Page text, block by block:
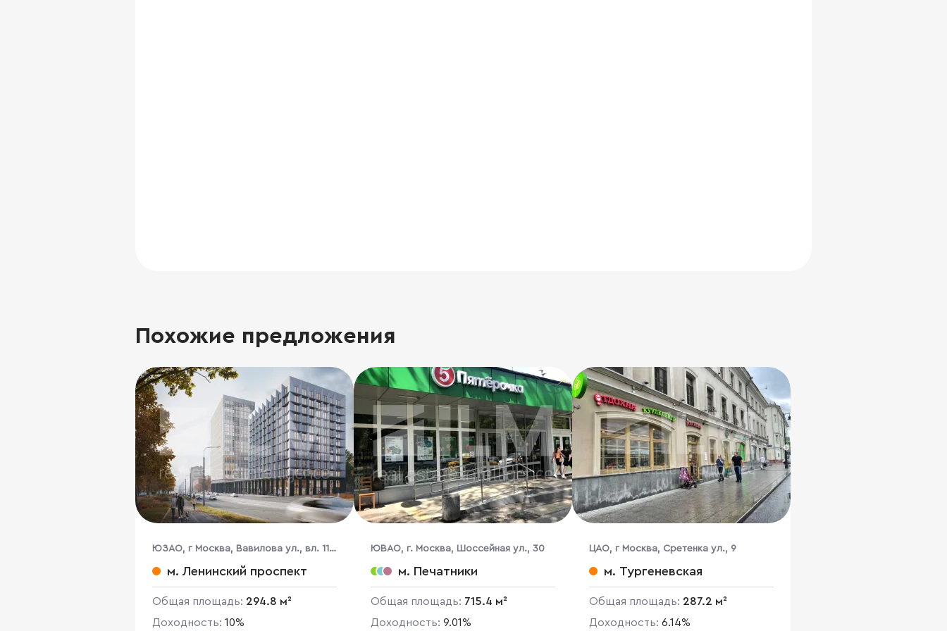
Похожие предложения
ЮЗАО, г Москва, Вавилова ул., вл. 11,
13А м. Ленинский проспект
Общая площадь: 294.8 м²
Доходность: 10%
ЮВАО, г. Москва, Шоссейная ул., 30
м. Печатники
Общая площадь: 715.4 м²
Доходность: 9.01%
ЦАО, г Москва, Сретенка ул., 9
м. Тургеневская
Общая площадь: 287.2 м²
Доходность: 6.14%